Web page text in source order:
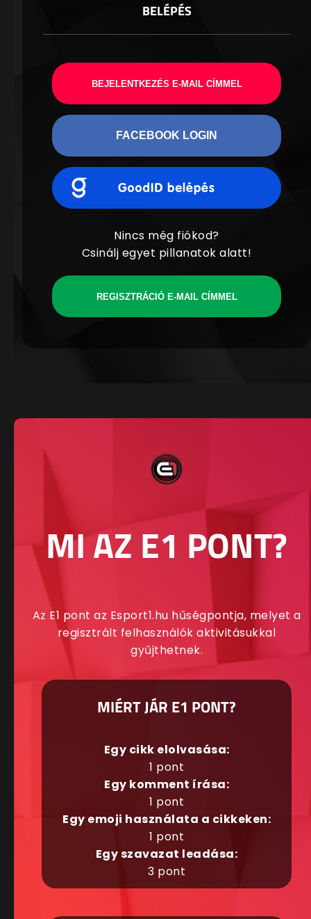
BELÉPÉS
BEJELENTKEZÉS E-MAIL CÍMMEL
FACEBOOK LOGIN
Nincs még fiókod?
Csinálj egyet pillanatok alatt!
REGISZTRÁCIÓ E-MAIL CÍMMEL
MI AZ E1 PONT?
Az E1 pont az Esport1.hu hűségpontja, melyet a
regisztrált felhasználók aktivitásukkal
gyűjthetnek.
MIÉRT JÁR E1 PONT?
Egy cikk elolvasása:
1 pont
Egy komment írása:
1 pont
Egy emoji használata a cikkeken:
1 pont
Egy szavazat leadása:
3 pont